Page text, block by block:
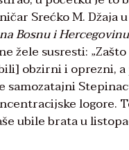
Srećko M. Džaja
Bosnu i Hercegovinu
žele susresti:
obzirni i oprezni,
logore.
ubile brata u